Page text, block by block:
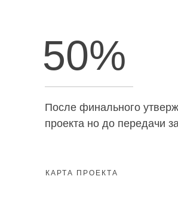
50%
После финального
проекта но до передачи
КАРТА ПРОЕКТА